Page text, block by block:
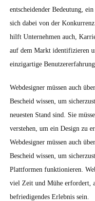
entscheidender Bedeutung,
sich dabei von der
hilft Unternehmen auch,
auf dem Markt identifizieren
einzigartige
Webdesigner müssen auch
Bescheid wissen, um
neuesten Stand sind. Sie
verstehen, um ein Design zu
Webdesigner müssen auch
Bescheid wissen, um
Plattformen funktionieren.
viel Zeit und Mühe erfordert,
befriedigendes Erlebnis sein.